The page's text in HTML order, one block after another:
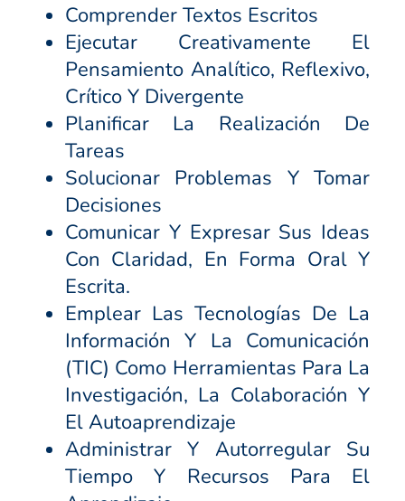
Comprender Textos Escritos
Ejecutar Creativamente El
Pensamiento Analítico, Reflexivo,
Crítico Y Divergente
Planificar La Realización De
Tareas
Solucionar Problemas Y Tomar
Decisiones
Comunicar Y Expresar Sus Ideas
Con Claridad, En Forma Oral Y
Escrita.
Emplear Las Tecnologías De La
Información Y La Comunicación
(TIC) Como Herramientas Para La
Investigación, La Colaboración Y
El Autoaprendizaje
Administrar Y Autorregular Su
Tiempo Y Recursos Para El